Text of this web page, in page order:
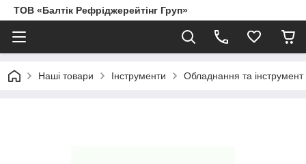
ТОВ «Балтік Рефріджерейтінг Груп»
Наші товари Інструменти Обладнання та